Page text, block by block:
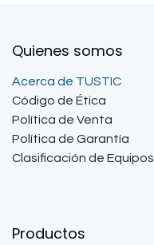
Quienes somos
Acerca de TUSTIC
Código de Ética
Política de Venta
Política de Garantía
Clasificación de Equipos
Productos